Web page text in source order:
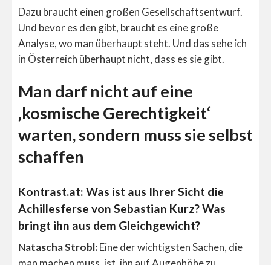
Dazu braucht einen großen Gesellschaftsentwurf.
Und bevor es den gibt, braucht es eine große
Analyse, wo man überhaupt steht. Und das sehe ich
in Österreich überhaupt nicht, dass es sie gibt.
Man darf nicht auf eine
‚kosmische Gerechtigkeit‘
warten, sondern muss sie selbst
schaffen
Kontrast.at: Was ist aus Ihrer Sicht die
Achillesferse von Sebastian Kurz? Was
bringt ihn aus dem Gleichgewicht?
Natascha Strobl:Eine der wichtigsten Sachen, die